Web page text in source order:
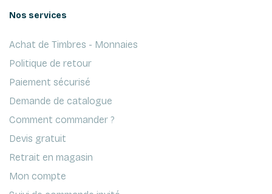
Nos services
Achat de Timbres - Monnaies
Politique de retour
Paiement sécurisé
Demande de catalogue
Comment commander ?
Devis gratuit
Retrait en magasin
Mon compte